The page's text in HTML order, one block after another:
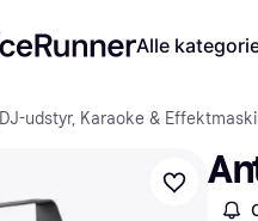
Alle
DJ-udstyr, Karaoke &